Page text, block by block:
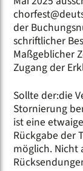
der
schriftlicher
Maßgeblicher
Zugang der
Sollte der:die
Stornierung
ist eine
Rückgabe der
möglich. Nicht